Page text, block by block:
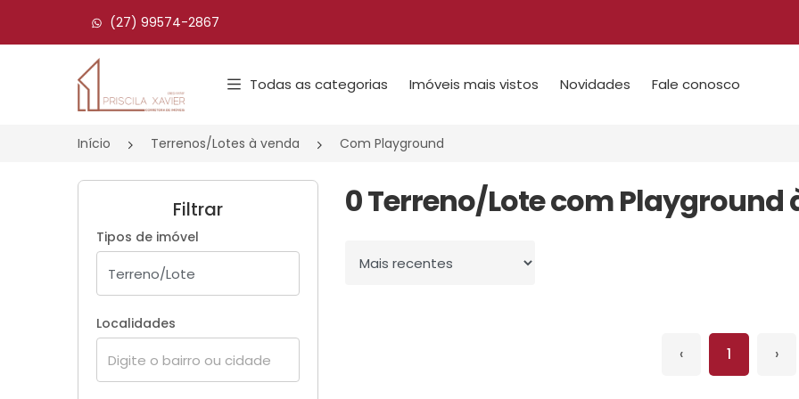
(27) 99574-2867
Página inicial
Todas as categorias Imóveis mais vistos Novidades Fale conosco
Início Terrenos/Lotes à venda Com Playground
Filtrar
Tipos de imóvel
Localidades
0 Terreno/Lote com Playground
Ordenar por
‹ 1 ›